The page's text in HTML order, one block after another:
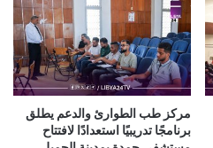
مركز طب الطوارئ والدعم يطلق
برنامجًا تدريبيًا استعدادًا لافتتاح